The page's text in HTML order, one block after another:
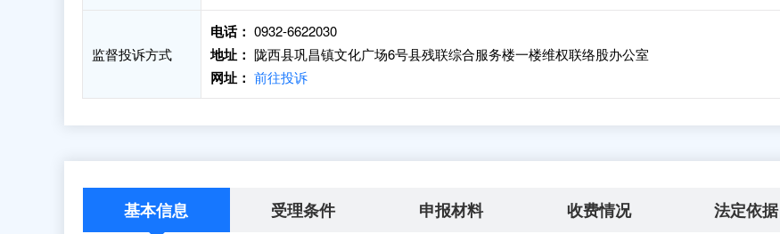
监督投诉方式
电话： 0932-6622030
地址： 陇西县巩昌镇文化广场6号县残联综合服务楼一楼维权联络股办公室
网址： 前往投诉
基本信息 受理条件 申报材料 收费情况 法定依据